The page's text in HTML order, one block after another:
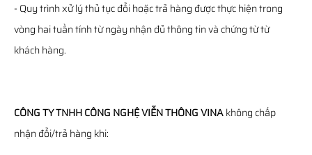
- Quy trình xử lý thủ tục đổi hoặc trả hàng được thực hiện trong
vòng hai tuần tính từ ngày nhận đủ thông tin và chứng từ từ
khách hàng.
CÔNG TY TNHH CÔNG NGHỆ VIỄN THÔNG VINAkhông chấp
nhận đổi/trả hàng khi: